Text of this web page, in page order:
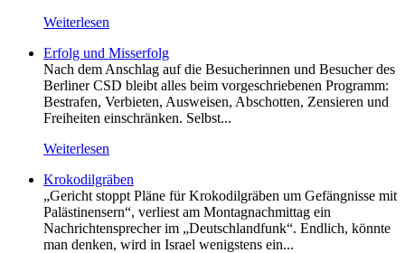
Weiterlesen
Erfolg und Misserfolg
Nach dem Anschlag auf die Besucherinnen und Besucher des
Berliner CSD bleibt alles beim vorgeschriebenen Programm:
Bestrafen, Verbieten, Ausweisen, Abschotten, Zensieren und
Freiheiten einschränken. Selbst...
Weiterlesen
Krokodilgräben
„Gericht stoppt Pläne für Krokodilgräben um Gefängnisse mit
Palästinensern“, verliest am Montagnachmittag ein
Nachrichtensprecher im „Deutschlandfunk“. Endlich, könnte
man denken, wird in Israel wenigstens ein...